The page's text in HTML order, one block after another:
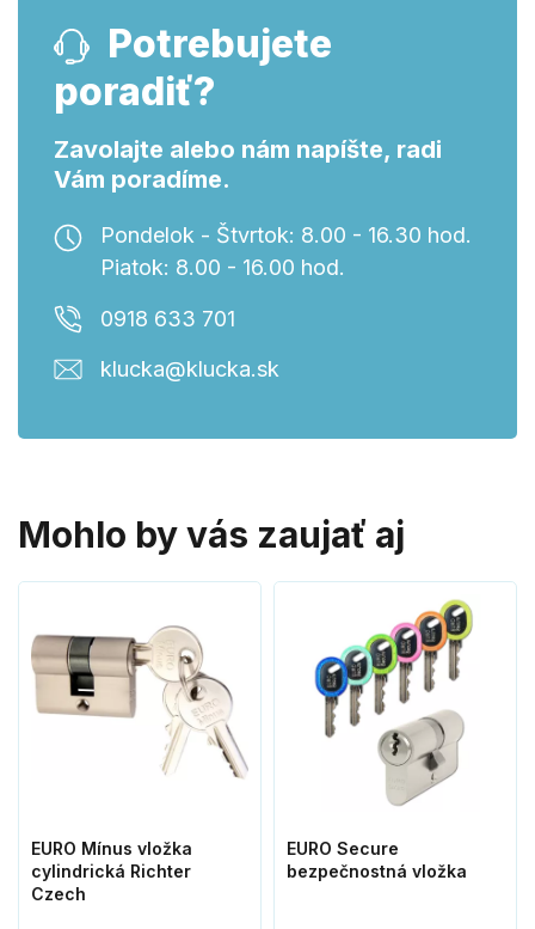
Potrebujete
poradiť?
Zavolajte alebo nám napíšte, radi
Vám poradíme.
Pondelok - Štvrtok: 8.00 - 16.30 hod.
Piatok: 8.00 - 16.00 hod.
0918 633 701
klucka@klucka.sk
Mohlo by vás zaujať aj
EURO Mínus vložka
cylindrická Richter
Czech
EURO Secure
bezpečnostná vložka